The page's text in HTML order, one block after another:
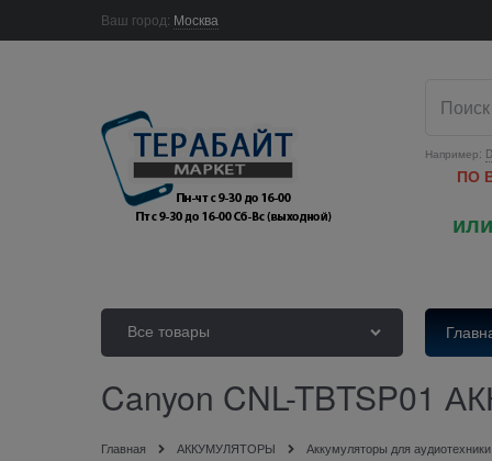
Ваш город: Москва
Например:
ПО
Все товары
Canyon CNL-TBTSP01
Главная АККУМУЛЯТОРЫ Аккумуляторы для аудиотехники